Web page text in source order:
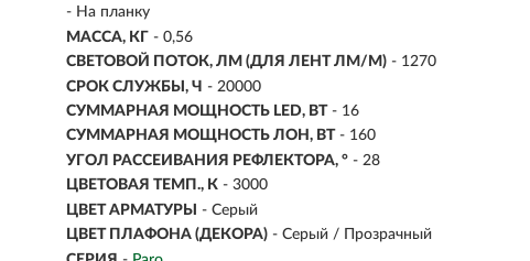
- На планку
МАССА, КГ - 0,56
СВЕТОВОЙ ПОТОК, ЛМ (ДЛЯ ЛЕНТ ЛМ/М) - 1270
СРОК СЛУЖБЫ, Ч - 20000
СУММАРНАЯ МОЩНОСТЬ LED, ВТ - 16
СУММАРНАЯ МОЩНОСТЬ ЛОН, ВТ - 160
УГОЛ РАССЕИВАНИЯ РЕФЛЕКТОРА, ° - 28
ЦВЕТОВАЯ ТЕМП., К - 3000
ЦВЕТ АРМАТУРЫ
- Серый
ЦВЕТ ПЛАФОНА (ДЕКОРА) - Серый / Прозрачный